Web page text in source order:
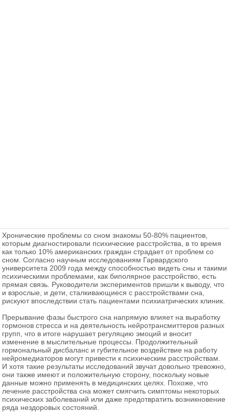
Хронические проблемы со сном знакомы 50-80% пациентов,
которым диагностировали психические расстройства, в то время
как только 10% американских граждан страдает от проблем со
сном. Согласно научным исследованиям Гарвардского
университета 2009 года между способностью видеть сны и такими
психическими проблемами, как биполярное расстройство, есть
прямая связь. Руководители экспериментов пришли к выводу, что
и взрослые, и дети, сталкивающиеся с расстройствами сна,
рискуют впоследствии стать пациентами психиатрических клиник.
Прерывание фазы быстрого сна напрямую влияет на выработку
гормонов стресса и на деятельность нейротрансмиттеров разных
групп, что в итоге нарушает регуляцию эмоций и вносит
изменение в мыслительные процессы. Продолжительный
гормональный дисбаланс и губительное воздействие на работу
нейромедиаторов могут привести к психическим расстройствам.
И хотя такие результаты исследований звучат довольно тревожно,
они также имеют и положительную сторону, поскольку новые
данные можно применять в медицинских целях. Похоже, что
лечение расстройства сна может смягчить симптомы некоторых
психических заболеваний или даже предотвратить возникновение
ряда нездоровых состояний.